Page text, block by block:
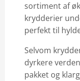
sortiment af
krydderier
perfekt til
Selvom
dyrkere
pakket og